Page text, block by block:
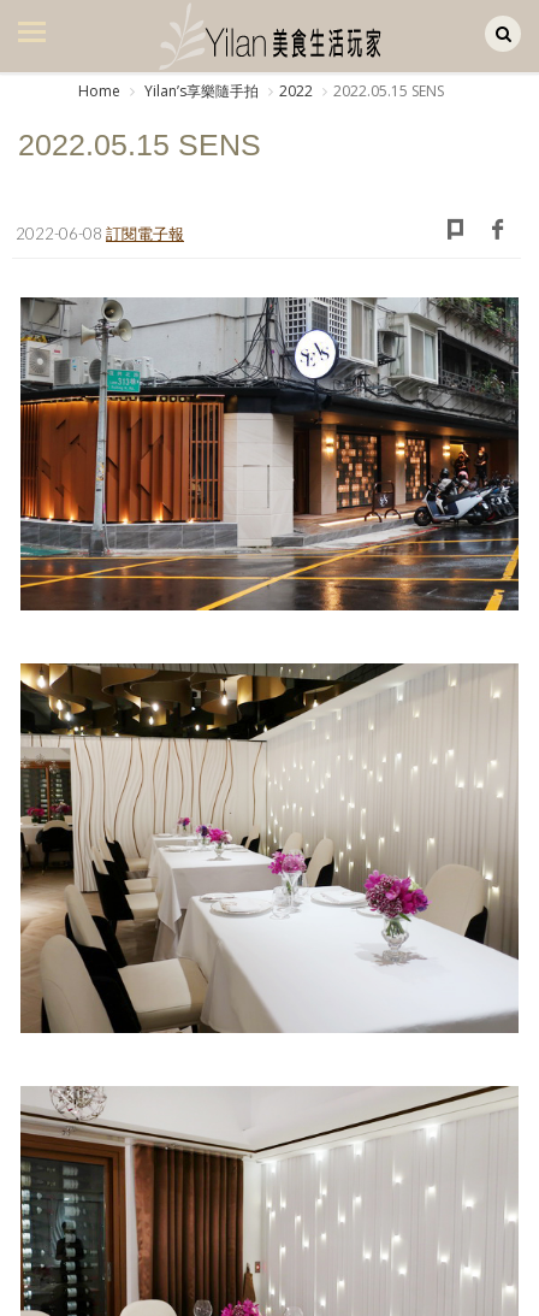
美食集
生活風
書房集
日記簿
餐桌週記
享樂隨手拍
照相簿
影音區
創意出版服務
歷史區
關於Yilan
個人著作
活動實況記錄
媒體報導一覽
合作與代言
訂閱電子報
Home Yilanʼs享樂隨手拍 2022 2022.05.15 SENS
2022.05.15 SENS
2022-06-08 訂閱電子報